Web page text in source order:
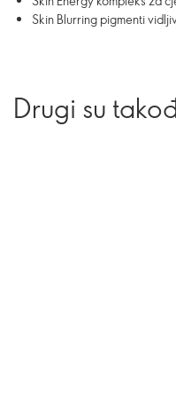
Skin Blurring pigmenti
Drugi su